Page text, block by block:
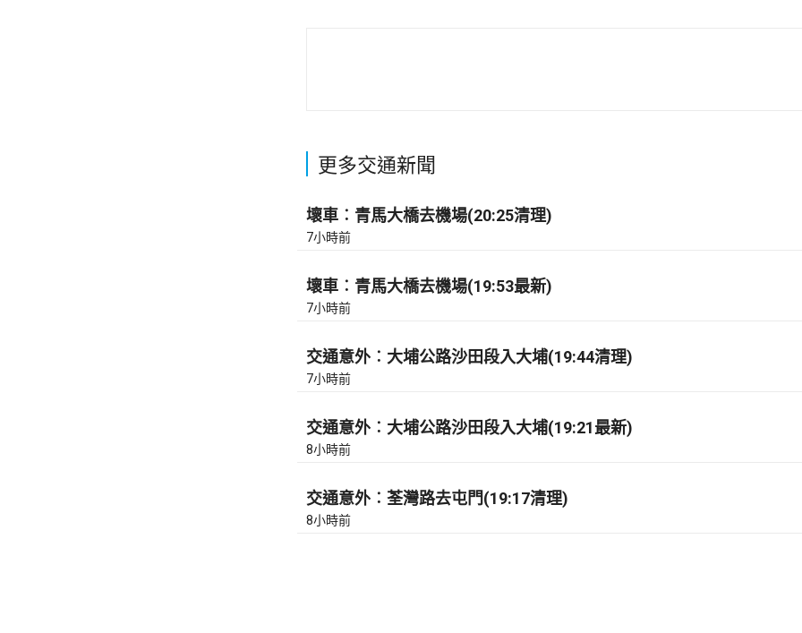
更多交通新聞
壞車︰青馬大橋去機場(20:25清理)
7小時前
壞車︰青馬大橋去機場(19:53最新)
7小時前
交通意外︰大埔公路沙田段入大埔(19:44清理)
7小時前
交通意外︰大埔公路沙田段入大埔(19:21最新)
8小時前
交通意外︰荃灣路去屯門(19:17清理)
8小時前